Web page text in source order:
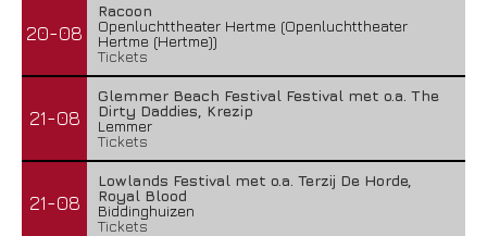
20-08
Racoon
Openluchttheater Hertme (Openluchttheater
Hertme (Hertme))
Tickets
21-08
Glemmer Beach Festival Festival met o.a. The
Dirty Daddies, Krezip
Lemmer
Tickets
21-08
Lowlands Festival met o.a. Terzij De Horde,
Royal Blood
Biddinghuizen
Tickets